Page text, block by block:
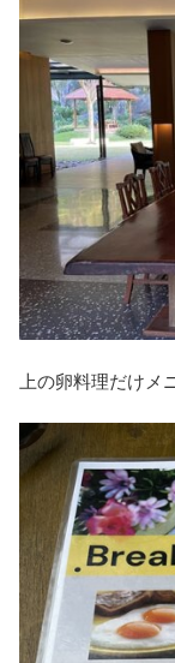
上の卵料理だけメ